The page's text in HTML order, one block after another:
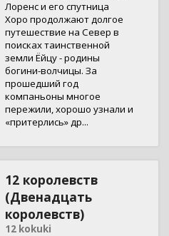
Лоренс и его спутница
Хоро продолжают долгое
путешествие на Север в
поисках таинственной
земли Ёйцу - родины
богини-волчицы. За
прошедший год
компаньоны многое
пережили, хорошо узнали и
«притерлись» др...
12 королевств
(Двенадцать
королевств)
12 kokuki